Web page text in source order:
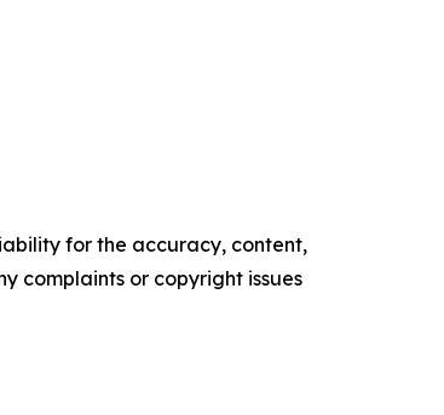
for the accuracy, content,
complaints or copyright issues